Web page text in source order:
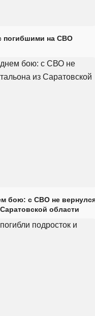
погибшими на СВО
бою: с СВО не
области